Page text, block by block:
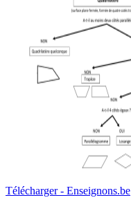
Télécharger - Enseignons.be